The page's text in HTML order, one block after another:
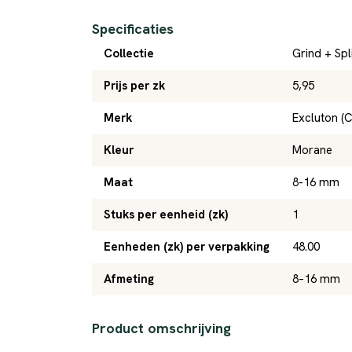
Specificaties
Collectie Grind +
Prijs per zk 5,95
Merk Excluton
Kleur Morane
Maat 8-16 mm
Stuks per eenheid (zk) 1
Eenheden (zk) per verpakking 48.00
Afmeting 8–16 mm
Product omschrijving